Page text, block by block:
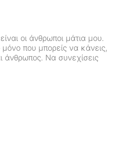
οι άνθρωποι μάτια μου.
που μπορείς να κάνεις,
άνθρωπος. Να συνεχίσεις